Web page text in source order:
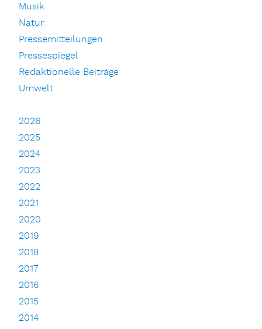
Musik
Natur
Pressemitteilungen
Pressespiegel
Redaktionelle Beiträge
Umwelt
2026
2025
2024
2023
2022
2021
2020
2019
2018
2017
2016
2015
2014